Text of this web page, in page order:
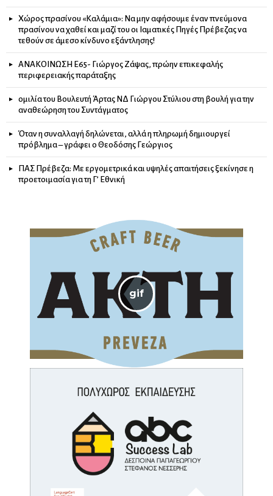
Χώρος πρασίνου «Καλάμια»: Να μην αφήσουμε έναν πνεύμονα
πρασίνου να χαθεί και μαζί του οι Ιαματικές Πηγές Πρέβεζας να
τεθούν σε άμεσο κίνδυνο εξάντλησης!
ΑΝΑΚΟΙΝΩΣΗ Ε65- Γιώργος Ζάψας, πρώην επικεφαλής
περιφερειακής παράταξης
ομιλία του Βουλευτή Άρτας ΝΔ Γιώργου Στύλιου στη βουλή για την
αναθεώρηση του Συντάγματος
Όταν η συναλλαγή δηλώνεται, αλλά η πληρωμή δημιουργεί
πρόβλημα – γράφει ο Θεοδόσης Γεώργιος
ΠΑΣ Πρέβεζα: Με εργομετρικά και υψηλές απαιτήσεις ξεκίνησε η
προετοιμασία για τη Γ’ Εθνική